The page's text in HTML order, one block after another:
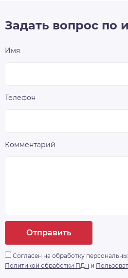
Задать вопрос по
Имя
Телефон
Комментарий
Отправить
Согласен на обработку
Политикой обработки ПДн и